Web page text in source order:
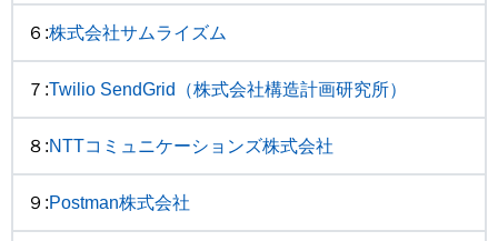
６:株式会社サムライズム
７:Twilio SendGrid（株式会社構造計画研究所）
８:NTTコミュニケーションズ株式会社
９:Postman株式会社